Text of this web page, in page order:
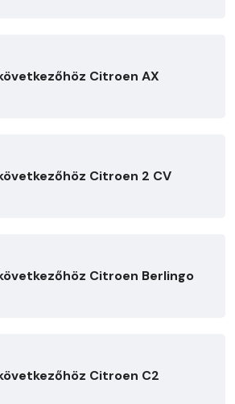
Citroen AX
Citroen 2 CV
Citroen Berlingo
Citroen C2